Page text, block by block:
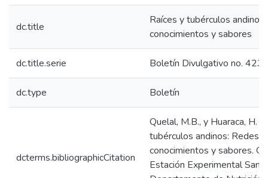
dc.title
Raíces y tubérculos
conocimientos y sabores
dc.title.serie Boletín Divulgativo no. 423
dc.type Boletín
dcterms.bibliographicCitation
Quelal, M.B., y Huaraca, H.
tubérculos andinos:
conocimientos y sabores.
Estación Experimental